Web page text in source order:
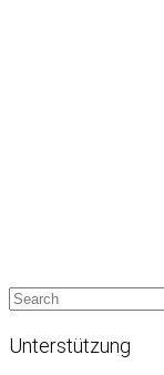
Unterstützung